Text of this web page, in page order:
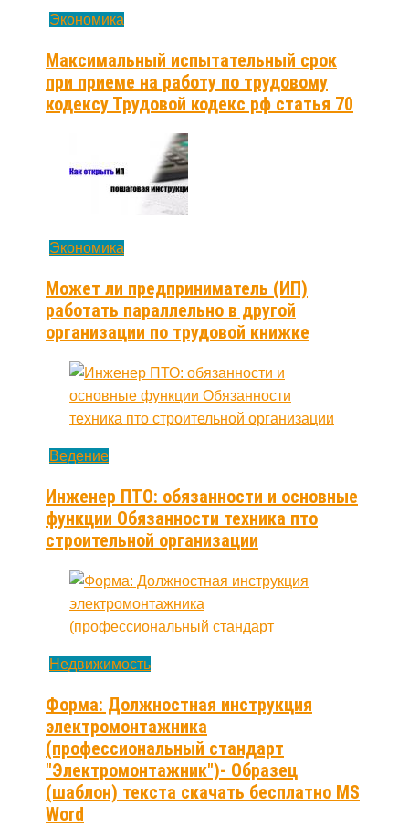
Экономика
Максимальный испытательный срок
при приеме на работу по трудовому
кодексу Трудовой кодекс рф статья 70
Экономика
Может ли предприниматель (ИП)
работать параллельно в другой
организации по трудовой книжке
Ведение
Инженер ПТО: обязанности и основные
функции Обязанности техника пто
строительной организации
Недвижимость
Форма: Должностная инструкция
электромонтажника
(профессиональный стандарт
"Электромонтажник")- Образец
(шаблон) текста скачать бесплатно MS
Word